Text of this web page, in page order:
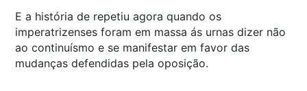
E a história de repetiu agora quando os
imperatrizenses foram em massa ás urnas dizer não
ao continuísmo e se manifestar em favor das
mudanças defendidas pela oposição.